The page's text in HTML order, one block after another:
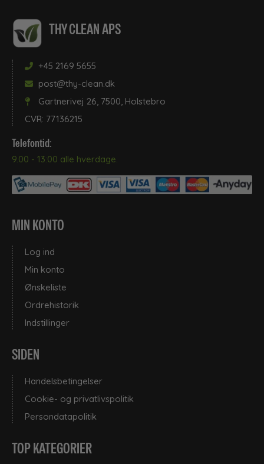
THY CLEAN APS
+45 2169 5655
post@thy-clean.dk
Gartnerivej 26, 7500, Holstebro
CVR: 77136215
Telefontid:
9.00 - 13:00 alle hverdage.
MIN KONTO
Log ind
Min konto
Ønskeliste
Ordrehistorik
Indstillinger
SIDEN
Handelsbetingelser
Cookie- og privatlivspolitik
Persondatapolitik
TOP KATEGORIER